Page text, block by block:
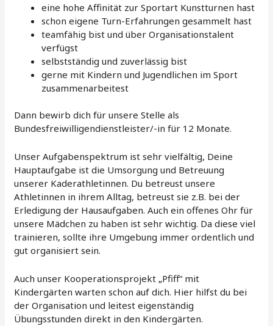
eine hohe Affinität zur Sportart Kunstturnen hast
schon eigene Turn-Erfahrungen gesammelt hast
teamfähig bist und über Organisationstalent
verfügst
selbstständig und zuverlässig bist
gerne mit Kindern und Jugendlichen im Sport
zusammenarbeitest
Dann bewirb dich für unsere Stelle als
Bundesfreiwilligendienstleister/-in für 12 Monate.
Unser Aufgabenspektrum ist sehr vielfältig, Deine
Hauptaufgabe ist die Umsorgung und Betreuung
unserer Kaderathletinnen. Du betreust unsere
Athletinnen in ihrem Alltag, betreust sie z.B. bei der
Erledigung der Hausaufgaben. Auch ein offenes Ohr für
unsere Mädchen zu haben ist sehr wichtig. Da diese viel
trainieren, sollte ihre Umgebung immer ordentlich und
gut organisiert sein.
Auch unser Kooperationsprojekt „Pfiff“ mit
Kindergärten warten schon auf dich. Hier hilfst du bei
der Organisation und leitest eigenständig
Übungsstunden direkt in den Kindergärten.